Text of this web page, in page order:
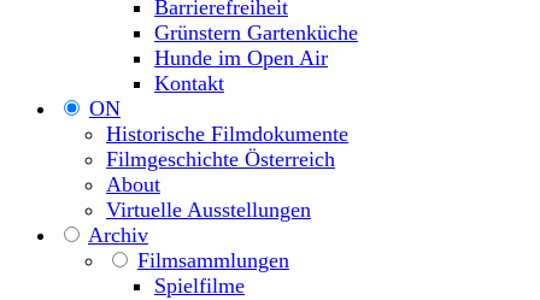
Barrierefreiheit
Grünstern Gartenküche
Hunde im Open Air
Kontakt
ON
Historische Filmdokumente
Filmgeschichte Österreich
About
Virtuelle Ausstellungen
Archiv
Filmsammlungen
Spielfilme